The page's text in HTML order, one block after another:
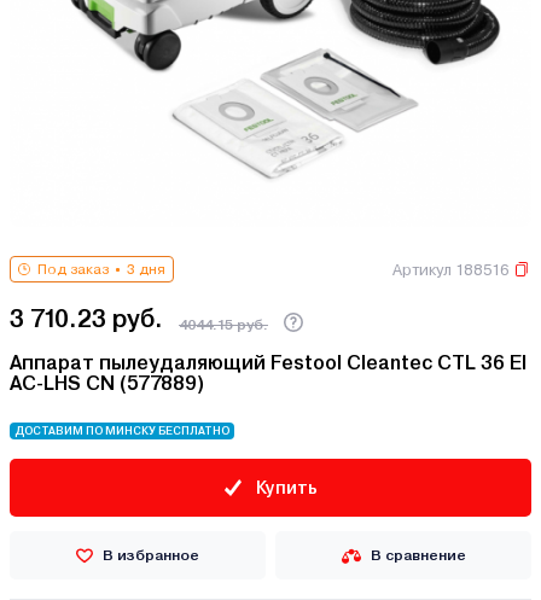
Под заказ 3 дня Артикул 188516
3 710.23 руб. 4044.15 руб.
Аппарат пылеудаляющий Festool Cleantec CTL 36 EI
AC-LHS CN (577889)
ДОСТАВИМ ПО МИНСКУ БЕСПЛАТНО
Купить
В избранное В сравнение